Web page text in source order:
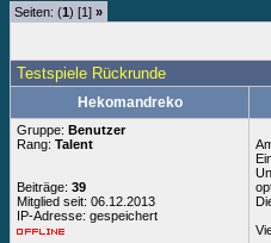
Seiten: (1) [1] »
Testspiele Rückrunde
Hekomandreko
Gruppe: Benutzer
Rang: Talent
Beiträge: 39
Mitglied seit: 06.12.2013
IP-Adresse: gespeichert